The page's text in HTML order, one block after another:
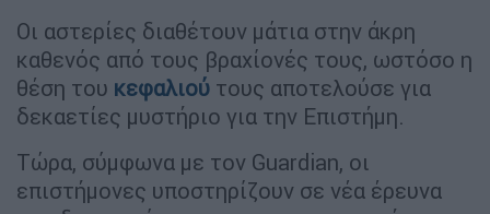
Οι αστερίες διαθέτουν μάτια στην άκρη
καθενός από τους βραχίονές τους, ωστόσο η
θέση του κεφαλιού τους αποτελούσε για
δεκαετίες μυστήριο για την Επιστήμη.
Τώρα, σύμφωνα με τον Guardian, οι
επιστήμονες υποστηρίζουν σε νέα έρευνα